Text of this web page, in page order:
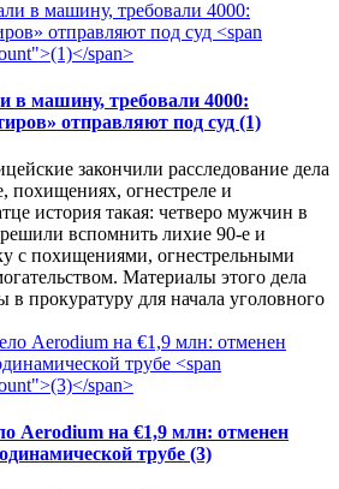
в машину, требовали 4000:
отправляют под суд (1)
закончили расследование дела
похищениях, огнестреле и
история такая: четверо мужчин в
вспомнить лихие 90-е и
с похищениями, огнестрельными
Материалы этого дела
в прокуратуру для начала уголовного
Aerodium на €1,9 млн: отменен
трубе (3)